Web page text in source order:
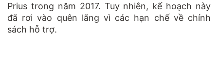
Prius trong năm 2017. Tuy nhiên, kế hoạch này
đã rơi vào quên lãng vì các hạn chế về chính
sách hỗ trợ.